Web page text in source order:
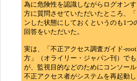
為に危険性を認識しながらログオン
方に質問させていただいたところ、
ンした状態にしておくというのも1つ
回答をいただいた。
実は、「不正アクセス調査ガイド-
方」（オライリー・ジャパン刊）で
が、監視目的などのためにコンソール
不正アクセス者がシステムを再起動